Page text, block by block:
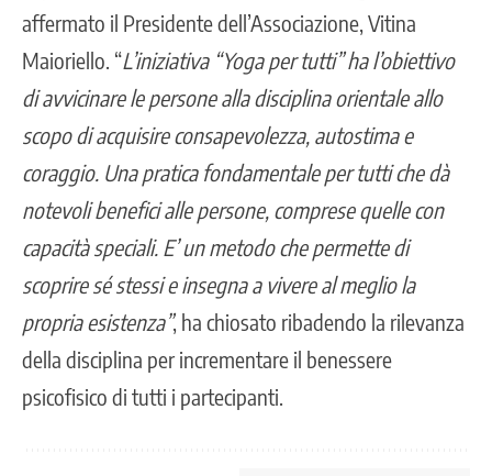
affermato il Presidente dell’Associazione, Vitina
Maioriello. “L’iniziativa “Yoga per tutti” ha l’obiettivo
di avvicinare le persone alla disciplina orientale allo
scopo di acquisire consapevolezza, autostima e
coraggio. Una pratica fondamentale per tutti che dà
notevoli benefici alle persone, comprese quelle con
capacità speciali. E’ un metodo che permette di
scoprire sé stessi e insegna a vivere al meglio la
propria esistenza”, ha chiosato ribadendo la rilevanza
della disciplina per incrementare il benessere
psicofisico di tutti i partecipanti.